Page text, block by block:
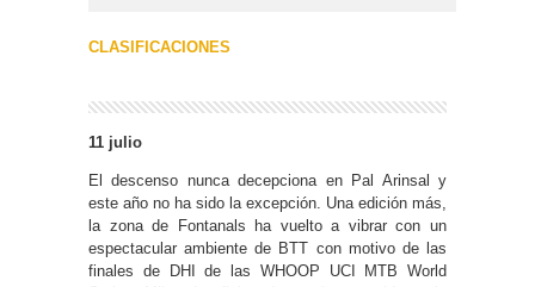
CLASIFICACIONES
11 julio
El descenso nunca decepciona en Pal Arinsal y
este año no ha sido la excepción. Una edición más,
la zona de Fontanals ha vuelto a vibrar con un
espectacular ambiente de BTT con motivo de las
finales de DHI de las WHOOP UCI MTB World